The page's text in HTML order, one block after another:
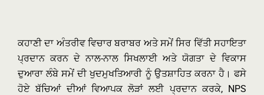
ਕਹਾਣੀ ਦਾ ਅੰਤਰੀਵ ਵਿਚਾਰ ਬਰਾਬਰ ਅਤੇ ਸਮੇਂ ਸਿਰ ਵਿੱਤੀ ਸਹਾਇਤਾ
ਪ੍ਰਦਾਨ ਕਰਨ ਦੇ ਨਾਲ-ਨਾਲ ਸਿਖਲਾਈ ਅਤੇ ਯੋਗਤਾ ਦੇ ਵਿਕਾਸ
ਦੁਆਰਾ ਲੰਬੇ ਸਮੇਂ ਦੀ ਖੁਦਮੁਖਤਿਆਰੀ ਨੂੰ ਉਤਸ਼ਾਹਿਤ ਕਰਨਾ ਹੈ। ਫਸੇ
ਹੋਏ ਬੱਚਿਆਂ ਦੀਆਂ ਵਿਆਪਕ ਲੋੜਾਂ ਲਈ ਪ੍ਰਦਾਨ ਕਰਕੇ, NPS